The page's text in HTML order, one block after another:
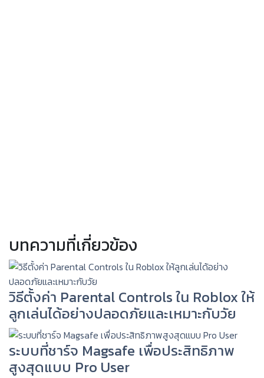
บทความที่เกี่ยวข้อง
วิธีตั้งค่า Parental Controls ใน Roblox ให้
ลูกเล่นได้อย่างปลอดภัยและเหมาะกับวัย
ระบบที่ชาร์จ Magsafe เพื่อประสิทธิภาพ
สูงสุดแบบ Pro User